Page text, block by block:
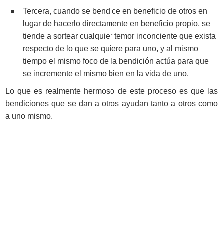
Tercera, cuando se bendice en beneficio de otros en
lugar de hacerlo directamente en beneficio propio, se
tiende a sortear cualquier temor inconciente que exista
respecto de lo que se quiere para uno, y al mismo
tiempo el mismo foco de la bendición actúa para que
se incremente el mismo bien en la vida de uno.
Lo que es realmente hermoso de este proceso es que las
bendiciones que se dan a otros ayudan tanto a otros como
a uno mismo.